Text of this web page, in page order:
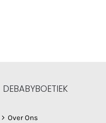
DEBABYBOETIEK
Over Ons